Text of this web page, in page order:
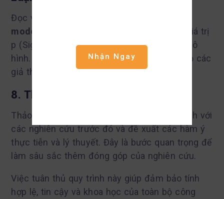
Đọc và diễn giải các kết quả từ việc chạy
model
, bao gồm các hệ số hồi quy (Beta), giá trị
p (Sig.), R-squared, và các chỉ số phù hợp mô
hình. Dựa vào đó để chấp nhận hoặc bác bỏ các
giả thuyết ban đầu.
8. Thảo Luận và Đề Xuất Hàm Ý
Thảo luận ý nghĩa của các phát hiện, so sánh với
các nghiên cứu trước đó và đề xuất các hàm ý
thực tiễn và lý thuyết. Đây là bước quan trọng để
làm sâu sắc thêm đóng góp của nghiên cứu.
Việc tuân thủ quy trình này giúp đảm bảo tính
hợp lệ, tin cậy và khoa học của toàn bộ công
Nhận Ngay